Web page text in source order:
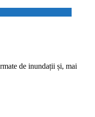
de inundații și, mai